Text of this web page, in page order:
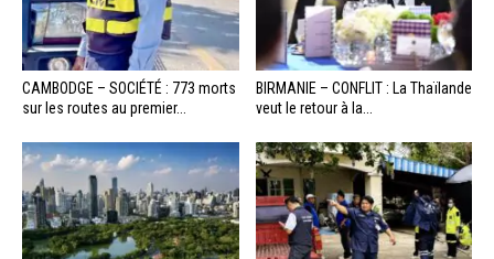
CAMBODGE – SOCIÉTÉ : 773 morts
sur les routes au premier...
BIRMANIE – CONFLIT : La Thaïlande
veut le retour à la...